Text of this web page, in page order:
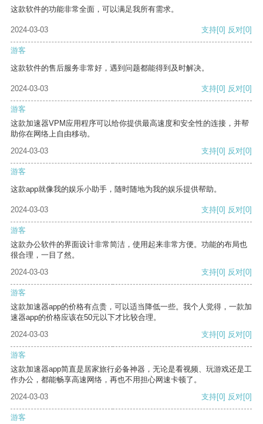
这款软件的功能非常全面，可以满足我所有需求。
2024-03-03 支持[0] 反对[0]
游客
这款软件的售后服务非常好，遇到问题都能得到及时解决。
2024-03-03 支持[0] 反对[0]
游客
这款加速器VPM应用程序可以给你提供最高速度和安全性的连接，并帮
助你在网络上自由移动。
2024-03-03
支持[0] 反对[0]
游客
这款app就像我的娱乐小助手，随时随地为我的娱乐提供帮助。
2024-03-03 支持[0] 反对[0]
游客
这款办公软件的界面设计非常简洁，使用起来非常方便。功能的布局也
很合理，一目了然。
2024-03-03
支持[0] 反对[0]
游客
这款加速器app的价格有点贵，可以适当降低一些。我个人觉得，一款加
速器app的价格应该在50元以下才比较合理。
2024-03-03
支持[0] 反对[0]
游客
这款加速器app简直是居家旅行必备神器，无论是看视频、玩游戏还是工
作办公，都能畅享高速网络，再也不用担心网速卡顿了。
2024-03-03
支持[0] 反对[0]
游客